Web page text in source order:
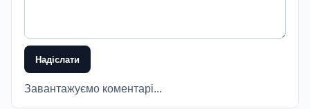
Надіслати
Завантажуємо коментарі...